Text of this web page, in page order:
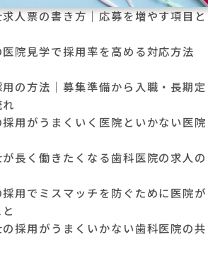
人票の書き方｜応募を増やす項目と
院見学で採用率を高める対応方法
の方法｜募集準備から入職・長期定
用がうまくいく医院といかない医院
長く働きたくなる歯科医院の求人の
用でミスマッチを防ぐために医院が
採用がうまくいかない歯科医院の共